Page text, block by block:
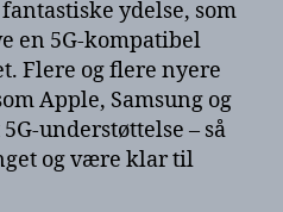
ydelse, som
en 5G-kompatibel
Flere og flere nyere
Apple, Samsung og
understøttelse – så
og være klar til